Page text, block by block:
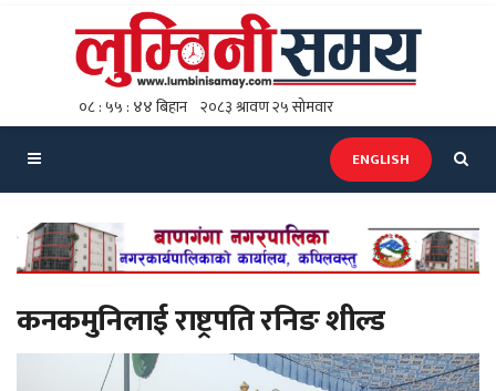
ENGLISH
कनकमुनिलाई राष्ट्रपति रनिङ शील्ड